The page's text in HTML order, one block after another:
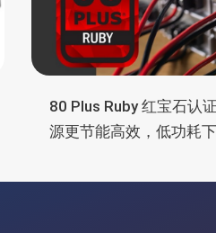
80 Plus Ruby 红宝石认
源更节能高效，低功耗